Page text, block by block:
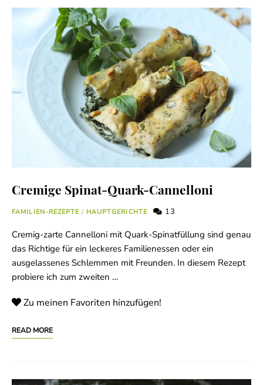
Cremige Spinat-Quark-Cannelloni
FAMILIEN-REZEPTE / HAUPTGERICHTE 13
Cremig-zarte Cannelloni mit Quark-Spinatfüllung sind genau
das Richtige für ein leckeres Familienessen oder ein
ausgelassenes Schlemmen mit Freunden. In diesem Rezept
probiere ich zum zweiten …
Zu meinen Favoriten hinzufügen!
READ MORE